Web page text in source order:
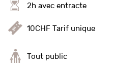
2h avec entracte
10CHF Tarif unique
Tout public